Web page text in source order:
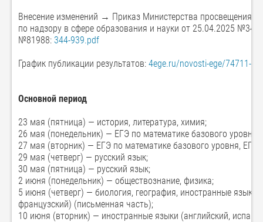
Внесение изменений → Приказ Министерства просвещения
по надзору в сфере образования и науки от 25.04.2025
№81988: 344-939.pdf
График публикации результатов: 4ege.ru/novosti-ege/74711-g..
Основной период
23 мая (пятница) — история, литература, химия;
26 мая (понедельник) — ЕГЭ по математике базового
27 мая (вторник) — ЕГЭ по математике базового уровня, ЕГЭ
29 мая (четверг) — русский язык;
30 мая (пятница) — русский язык;
2 июня (понедельник) — обществознание, физика;
5 июня (четверг) — биология, география, иностранные языки
французский) (письменная часть);
10 июня (вторник) — иностранные языки (английский,